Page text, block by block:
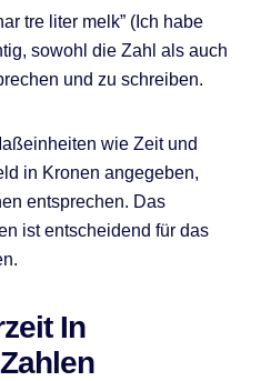
tre liter melk” (Ich habe
sowohl die Zahl als auch
und zu schreiben.
wie Zeit und
in Kronen angegeben,
entsprechen. Das
ist entscheidend für das
In